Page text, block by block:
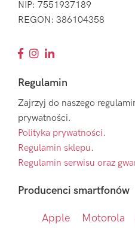
NIP: 7551937189
REGON: 386104358
Regulamin
Zajrzyj do naszego
prywatności.
Polityka prywatności.
Regulamin sklepu.
Regulamin serwisu oraz
Producenci smartfonów
Apple Motorola